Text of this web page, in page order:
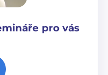
pro vás